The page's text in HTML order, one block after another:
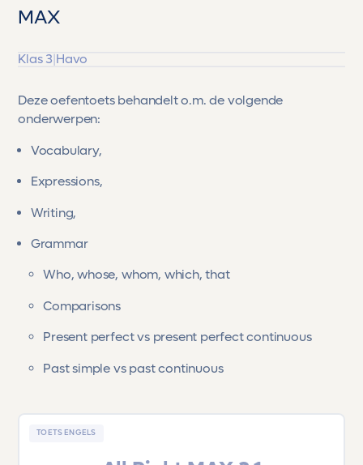
MAX
Klas 3|Havo
Deze oefentoets behandelt o.m. de volgende
onderwerpen:
Vocabulary,
Expressions,
Writing,
Grammar
Who, whose, whom, which, that
Comparisons
Present perfect vs present perfect continuous
Past simple vs past continuous
TOETS ENGELS